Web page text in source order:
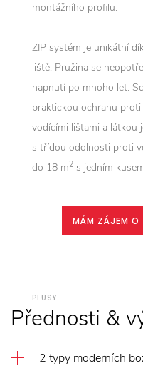
montážního profilu.
ZIP systém je unikátní
liště. Pružina se
napnutí po mnoho let.
praktickou ochranu
vodícími lištami a látkou
s třídou odolnosti proti
do 18 m2 s jedním
MÁM ZÁJEM O
PLUSY
Přednosti &
2 typy moderních